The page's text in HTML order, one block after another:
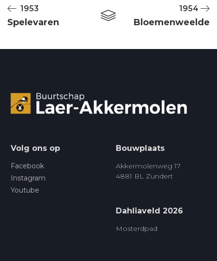
1953
Spelevaren
1954
Bloemenweelde
Volg ons op
Facebook
Instagram
Youtube
Bouwplaats
Akkermolenweg 17
4881 BL Zundert
Dahliaveld 2026
Mosterdpad